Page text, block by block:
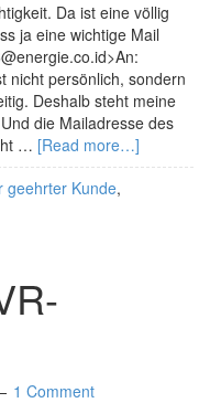
Da ist eine völlig
ja eine wichtige Mail
nicht persönlich, sondern
Deshalb steht meine
die Mailadresse des
… [Read more…]
geehrter Kunde,
1 Comment